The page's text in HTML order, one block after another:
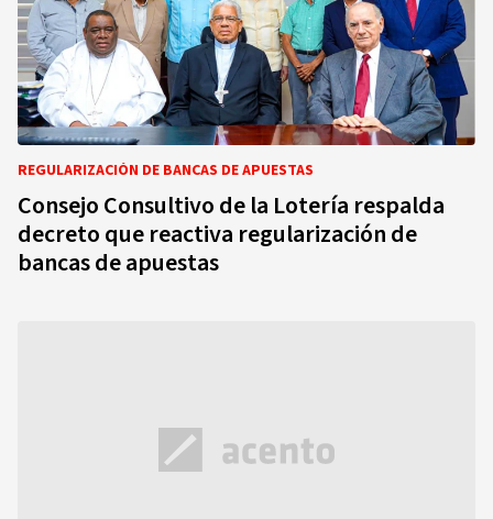
REGULARIZACIÓN DE BANCAS DE APUESTAS
Consejo Consultivo de la Lotería respalda
decreto que reactiva regularización de
bancas de apuestas